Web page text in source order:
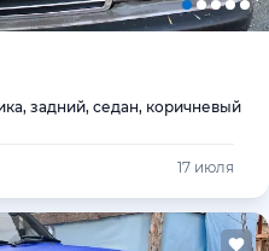
задний, седан, коричневый
17 июля